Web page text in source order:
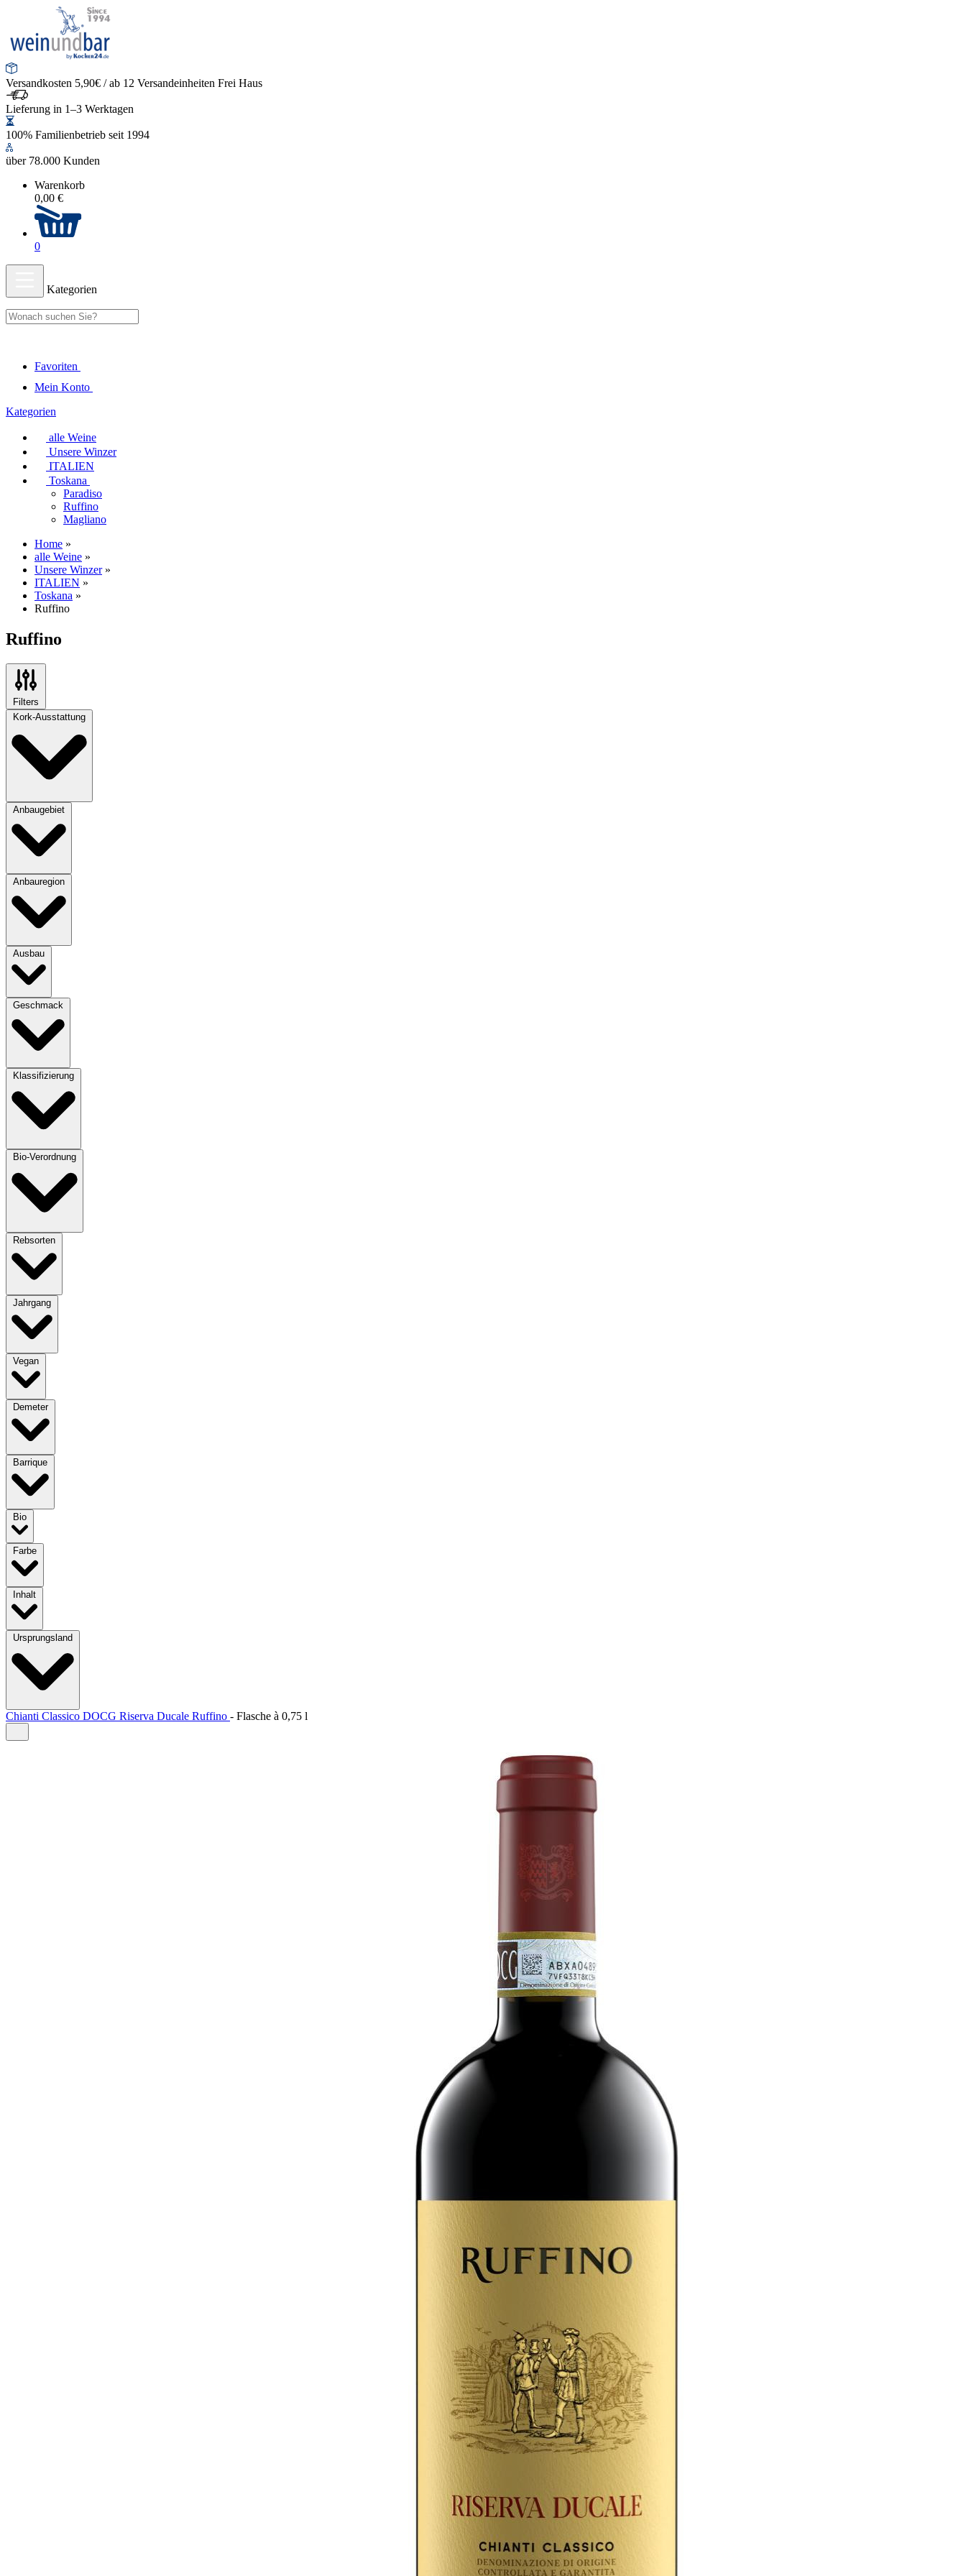
Versandkosten 5,90€ / ab 12 Versandeinheiten Frei Haus
Lieferung in 1–3 Werktagen
100% Familienbetrieb seit 1994
über 78.000 Kunden
Warenkorb
0,00 €
0
Kategorien
Favoriten
Mein Konto
Kategorien
alle Weine
Unsere Winzer
ITALIEN
Toskana
Paradiso
Ruffino
Magliano
Home »
alle Weine »
Unsere Winzer »
ITALIEN »
Toskana »
Ruffino
Ruffino
Filters
Kork-Ausstattung
Anbaugebiet
Anbauregion
Ausbau
Geschmack
Klassifizierung
Bio-Verordnung
Rebsorten
Jahrgang
Vegan
Demeter
Barrique
Bio
Farbe
Inhalt
Ursprungsland
Chianti Classico DOCG Riserva Ducale Ruffino - Flasche à 0,75 l